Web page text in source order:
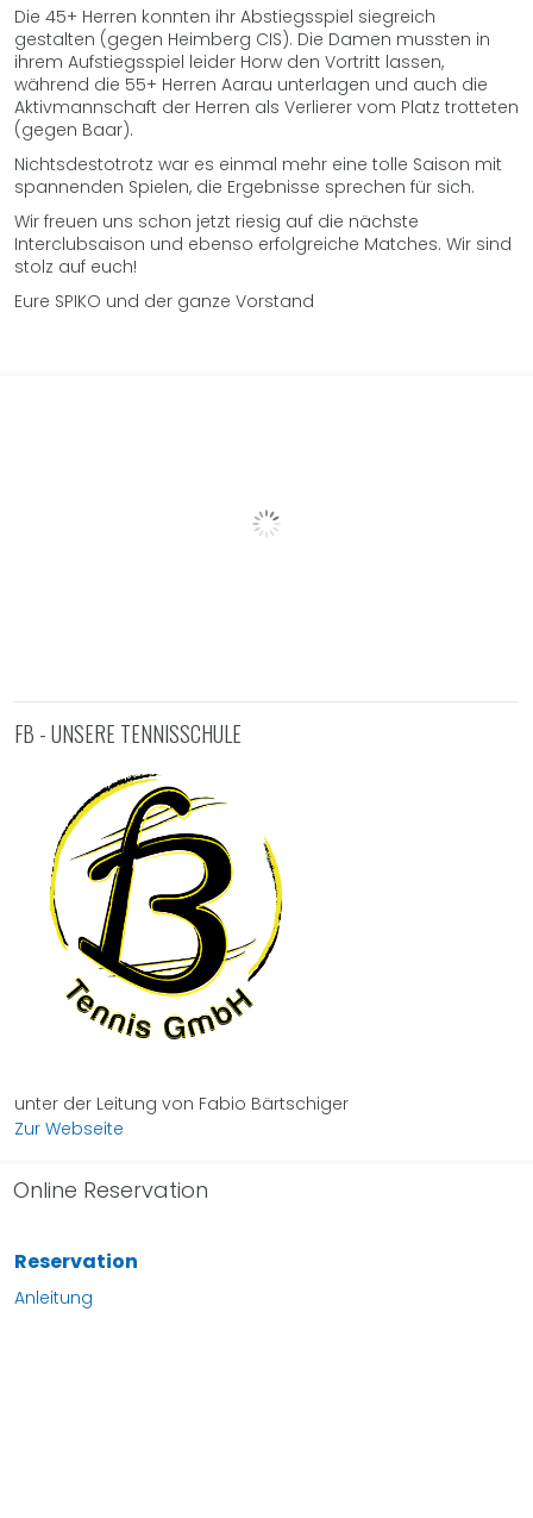
Die 45+ Herren konnten ihr Abstiegsspiel siegreich
gestalten (gegen Heimberg CIS). Die Damen mussten in
ihrem Aufstiegsspiel leider Horw den Vortritt lassen,
während die 55+ Herren Aarau unterlagen und auch die
Aktivmannschaft der Herren als Verlierer vom Platz trotteten
(gegen Baar).
Nichtsdestotrotz war es einmal mehr eine tolle Saison mit
spannenden Spielen, die Ergebnisse sprechen für sich.
Wir freuen uns schon jetzt riesig auf die nächste
Interclubsaison und ebenso erfolgreiche Matches. Wir sind
stolz auf euch!
Eure SPIKO und der ganze Vorstand
FB - UNSERE TENNISSCHULE
unter der Leitung von Fabio Bärtschiger
Zur Webseite​​​​​​​​​​​​​​
Online Reservation
Reservation
Anleitung